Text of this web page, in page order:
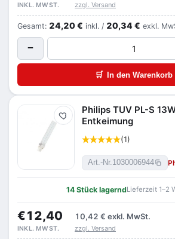
INKL. MWST. zzgl. Versand
Gesamt: 24,20 € inkl. / 20,34 € exkl.
−
🛒 In den Warenkorb
Merken
Philips TUV PL-S
Entkeimung
(1)
Art.-Nr.1030006944
14 Stück lagerndLieferzeit 1–2
€12,40 10,42 € exkl. MwSt.
INKL. MWST. zzgl. Versand